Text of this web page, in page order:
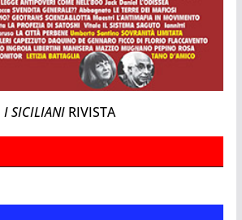
I SICILIANI RIVISTA